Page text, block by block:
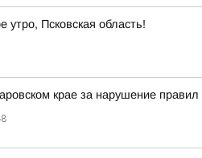
утро, Псковская область!
крае за нарушение